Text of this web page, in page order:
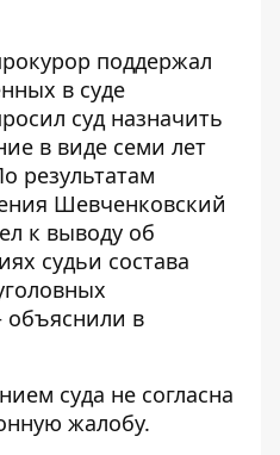
поддержал
в суде
суд назначить
в виде семи лет
результатам
Шевченковский
к выводу об
судьи состава
объяснили в
суда не согласна
жалобу.